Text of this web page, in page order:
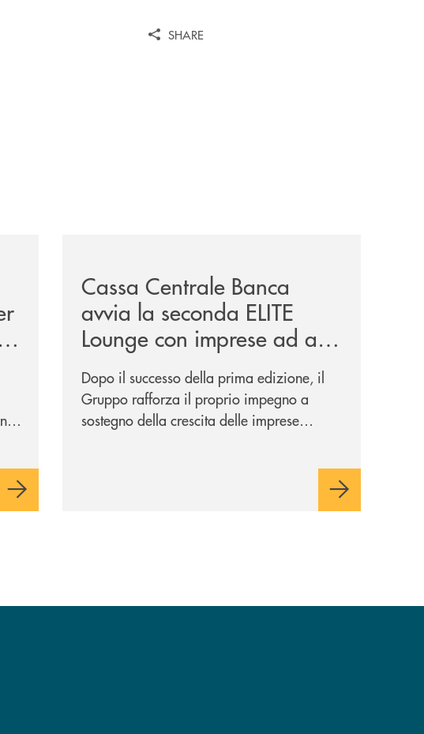
SHARE
Cassa Centrale Banca
avvia la seconda ELITE
Lounge con imprese ad alto
potenziale
Dopo il successo della prima edizione, il
Gruppo rafforza il proprio impegno a
sostegno della crescita delle imprese